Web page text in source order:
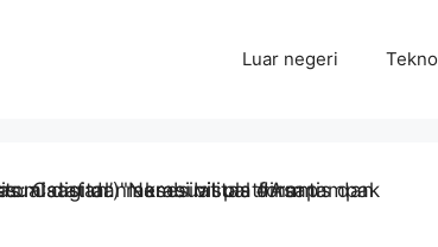
Luar negeri Tekno